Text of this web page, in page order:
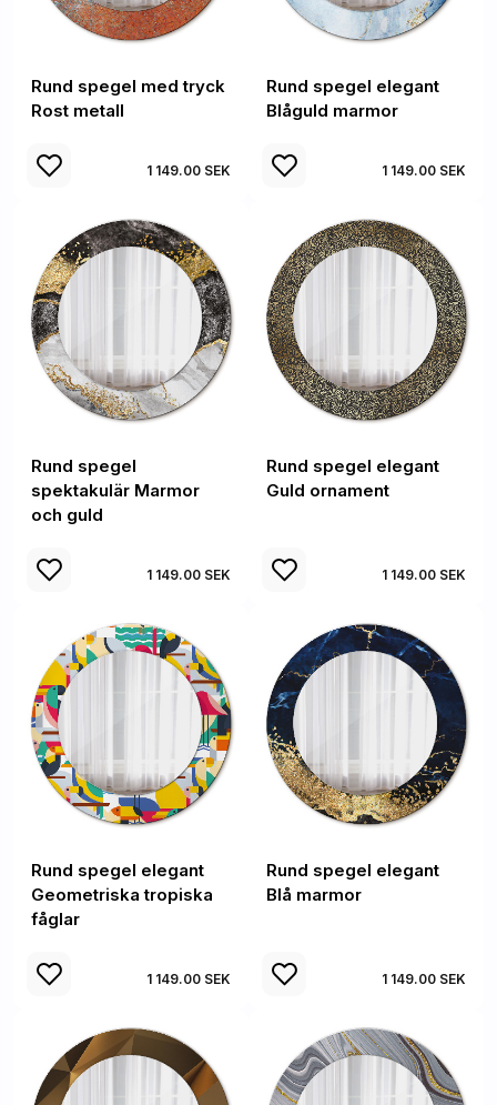
Rund spegel med tryck
Rost metall
1 149.00 SEK
Rund spegel elegant
Blåguld marmor
1 149.00 SEK
Rund spegel
spektakulär Marmor
och guld
1 149.00 SEK
Rund spegel elegant
Guld ornament
1 149.00 SEK
Rund spegel elegant
Geometriska tropiska
fåglar
1 149.00 SEK
Rund spegel elegant
Blå marmor
1 149.00 SEK